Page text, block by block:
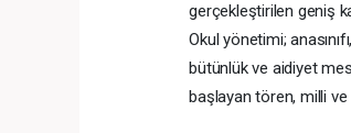
gerçekleştirilen geniş
Okul yönetimi;
bütünlük ve aidiyet
başlayan tören, milli